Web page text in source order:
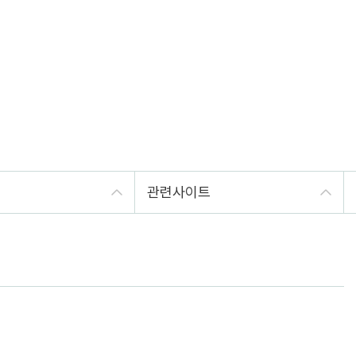
관련사이트